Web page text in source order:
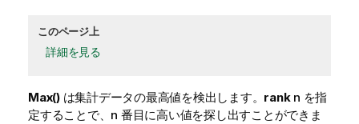
このページ上
詳細を見る
Max()は集計データの最高値を検出します。 rank n を指
定することで、n 番目に高い値を探し出すことができま